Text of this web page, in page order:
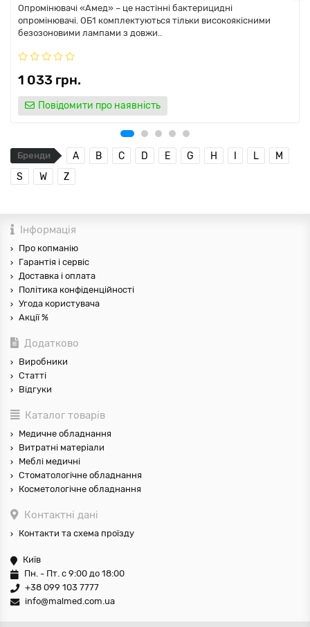
Опромінювачі «Амед» – це настінні бактерицидні
опромінювачі. ОБ1 комплектуються тільки високоякісними
безозоновими лампами з довжи..
1 033 грн.
Повідомити про наявність
Бренди A B C D E G H I L
M
S
W Z
Інформація
Про копманію
Гарантія і сервіс
Доставка і оплата
Політика конфіденційності
Угода користувача
Акції %
Додатково
Виробники
Статті
Відгуки
Каталог товарів
Медичне обладнання
Витратні матеріали
Меблі медичні
Стоматологічне обладнання
Косметологічне обладнання
Контактні дані
Контакти та схема проїзду
Київ
Пн. - Пт. с 9:00 до 18:00
+38 099 103 7777
info@malmed.com.ua